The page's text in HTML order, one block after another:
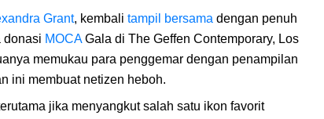
Grant, kembali tampil bersama dengan penuh
donasi MOCAGala di The Geffen Contemporary, Los
memukau para penggemar dengan penampilan
ini membuat netizen heboh.
jika menyangkut salah satu ikon favorit